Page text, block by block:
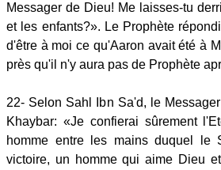
Messager de Dieu! Me laisses-tu
et les enfants?». Le Prophète
d'être à moi ce qu'Aaron avait été à
près qu'il n'y aura pas de Prophète
22- Selon Sahl Ibn Sa'd, le
Khaybar: «Je confierai sûrement
homme entre les mains duquel le
victoire, un homme qui aime Dieu